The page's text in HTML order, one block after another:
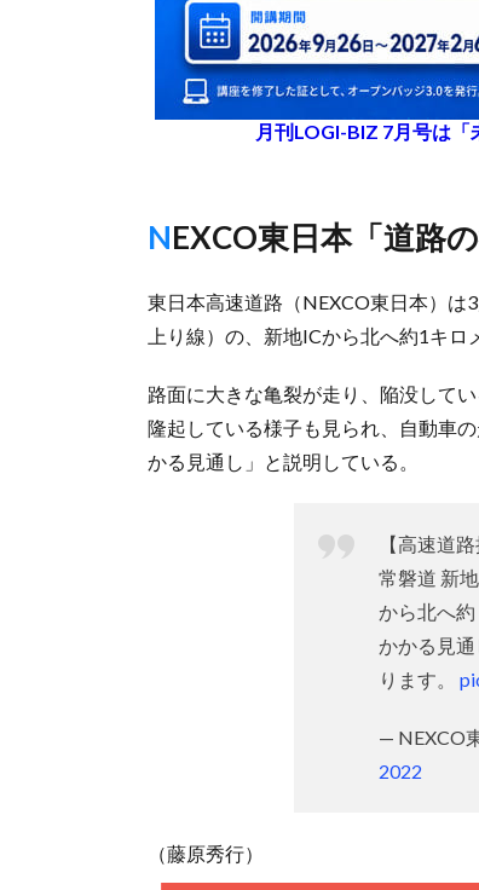
月刊LOGI-BIZ 7月号は
NEXCO東日本「道路
東日本高速道路（NEXCO東日本）は
上り線）の、新地ICから北へ約1キ
路面に大きな亀裂が走り、陥没して
隆起している様子も見られ、自動車
かる見通し」と説明している。
【高速道
常磐道 新
から北へ
かかる見
ります。
— NEXCO
2022
（藤原秀行）